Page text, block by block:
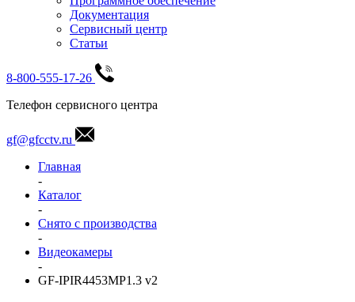
Документация
Сервисный центр
Статьи
8-800-555-17-26
Телефон сервисного центра
gf@gfcctv.ru
Главная
-
Каталог
-
Снято с производства
-
Видеокамеры
-
GF-IPIR4453MP1.3 v2